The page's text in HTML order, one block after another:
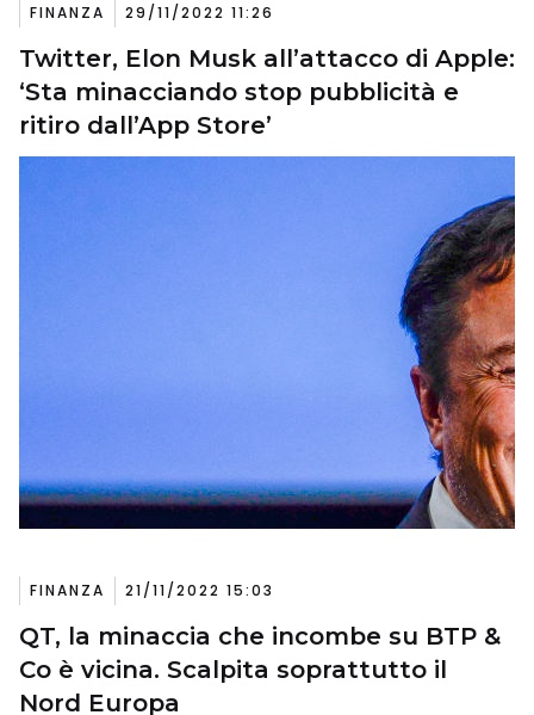
FINANZA 29/11/2022 11:26
Twitter, Elon Musk all’attacco di Apple:
‘Sta minacciando stop pubblicità e
ritiro dall’App Store’
FINANZA 21/11/2022 15:03
QT, la minaccia che incombe su BTP &
Co è vicina. Scalpita soprattutto il
Nord Europa